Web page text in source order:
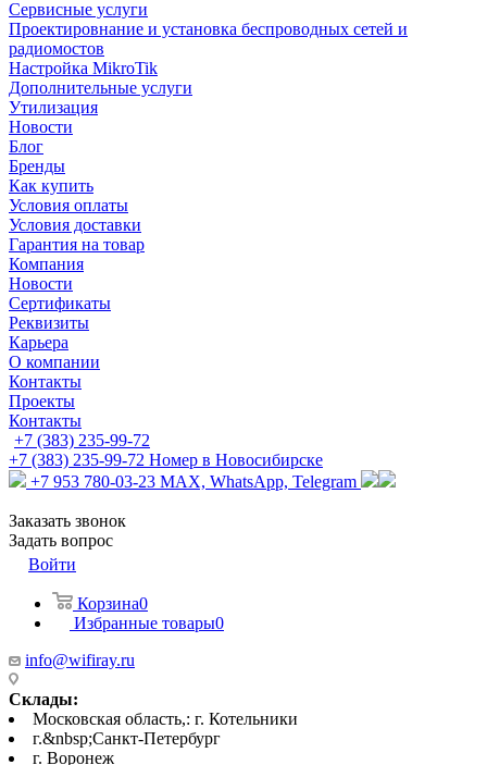
Сервисные услуги
Проектировнание и установка беспроводных сетей и
радиомостов
Настройка MikroTik
Дополнительные услуги
Утилизация
Новости
Блог
Бренды
Как купить
Условия оплаты
Условия доставки
Гарантия на товар
Компания
Новости
Сертификаты
Реквизиты
Карьера
О компании
Контакты
Проекты
Контакты
+7 (383) 235-99-72
+7 (383) 235-99-72 Номер в Новосибирске
+7 953 780-03-23 MAX, WhatsApp, Telegram
Заказать звонок
Задать вопрос
Войти
Корзина0
Избранные товары0
info@wifiray.ru
Склады:
Московская область,: г. Котельники
г.&nbsp;Санкт-Петербург
г. Воронеж